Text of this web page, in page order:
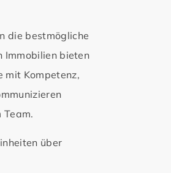
die bestmögliche
Immobilien bieten
mit Kompetenz,
Team.
über